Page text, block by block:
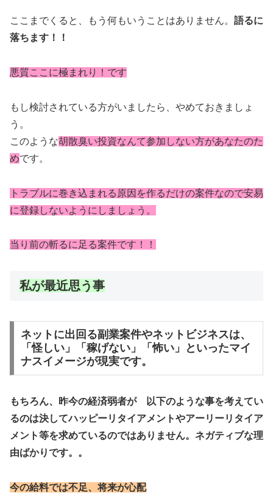
ここまでくると、もう何もいうことはありません。 語るに
落ちます！！
悪質ここに極まれり！です
もし検討されている方がいましたら、やめておきましょ
う。
このような胡散臭い投資なんて参加しない方があなたのた
めです。
トラブルに巻き込まれる原因を作るだけの案件なので安易
に登録しないようにしましょう。
当り前の斬るに足る案件です！！
私が最近思う事
ネットに出回る副業案件やネットビジネスは、
「怪しい」「稼げない」「怖い」といったマイ
ナスイメージが現実です。
もちろん、昨今の経済弱者が 以下のような事を考えてい
るのは決してハッピーリタイアメントやアーリーリタイア
メント等を求めているのではありません。ネガティブな理
由ばかりです。。
今の給料では不足、将来が心配